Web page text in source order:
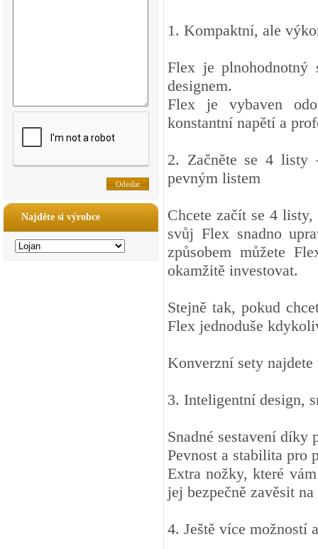
Najděte si výrobce
1. Kompaktní, ale
Flex je
designem.
Flex je vybaven
konstantní napětí a
2. Začněte se 4 listy
pevným listem
Chcete začít se 4
svůj Flex snadno
způsobem můžete
okamžitě investovat.
Stejně tak, pokud
Flex jednoduše
Konverzní sety
3. Inteligentní design,
Snadné sestavení díky
Pevnost a stabilita pro
Extra nožky, které
jej bezpečně zavěsit
4. Ještě více možností